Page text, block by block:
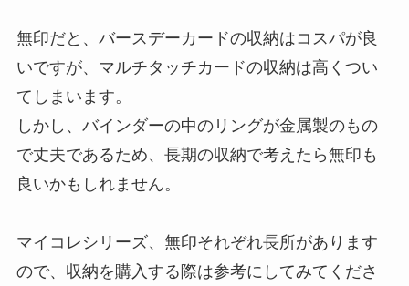
無印だと、バースデーカードの収納はコスパが良
いですが、マルチタッチカードの収納は高くつい
てしまいます。
しかし、 バインダーの中のリングが金属製のもの
で丈夫であるため、長期の収納で考えたら無印も
良いかも しれません。
マイコレシリーズ、無印それぞれ長所があります
ので、収納を購入する際は参考にしてみてくださ